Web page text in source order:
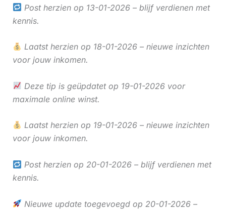
Post herzien op 13-01-2026 – blijf verdienen met
kennis.
Laatst herzien op 18-01-2026 – nieuwe inzichten
voor jouw inkomen.
Deze tip is geüpdatet op 19-01-2026 voor
maximale online winst.
Laatst herzien op 19-01-2026 – nieuwe inzichten
voor jouw inkomen.
Post herzien op 20-01-2026 – blijf verdienen met
kennis.
Nieuwe update toegevoegd op 20-01-2026 –